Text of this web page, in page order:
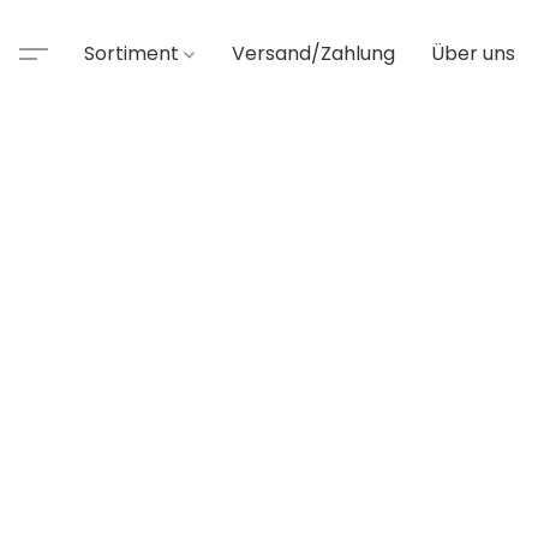
Sortiment Versand/Zahlung Über uns